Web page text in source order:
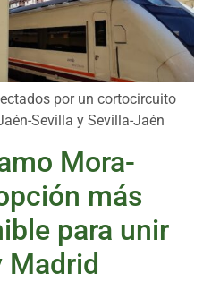
por un cortocircuito
Sevilla y Sevilla-Jaén
Mora-
más
para unir
Madrid